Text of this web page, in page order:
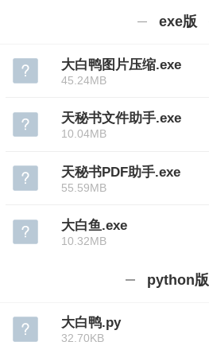
exe版
大白鸭图片压缩.exe
45.24MB
天秘书文件助手.exe
10.04MB
天秘书PDF助手.exe
55.59MB
大白鱼.exe
10.32MB
python版
大白鸭.py
32.70KB